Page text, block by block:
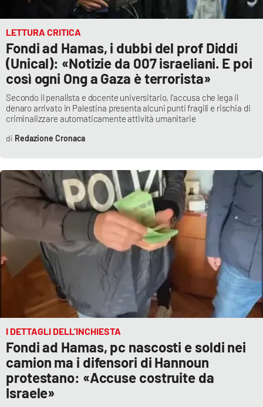
SPECIALI
Buona Sanità Calabria
LA
CALABRIAVISIONE
Destinazioni
Eventi
Storie
NETWORK
Lacplay.it
Lactv.it
Laconair.it
Lacitymag.it
Lacapitalenews.it
LETTURA CRITICA
Fondi ad Hamas, i dubbi del prof Diddi
(Unical): «Notizie da 007 israeliani. E poi
così ogni Ong a Gaza è terrorista»
Secondo il penalista e docente universitario, l’accusa che lega il
denaro arrivato in Palestina presenta alcuni punti fragili e rischia di
criminalizzare automaticamente attività umanitarie
Redazione Cronaca
I DETTAGLI DELL’INCHIESTA
Fondi ad Hamas, pc nascosti e soldi nei
camion ma i difensori di Hannoun
protestano: «Accuse costruite da
Israele»